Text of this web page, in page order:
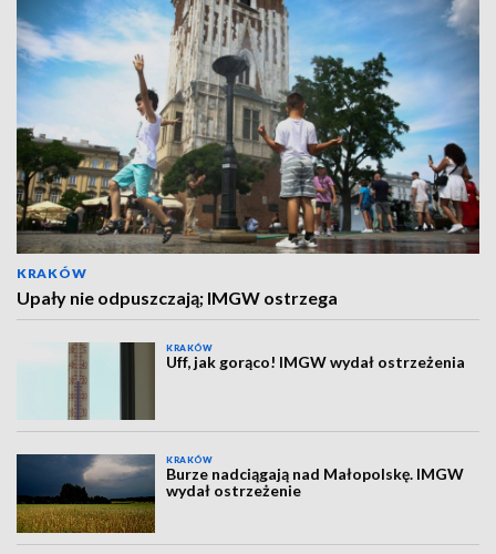
KRAKÓW
Upały nie odpuszczają; IMGW ostrzega
KRAKÓW
Uff, jak gorąco! IMGW wydał ostrzeżenia
KRAKÓW
Burze nadciągają nad Małopolskę. IMGW
wydał ostrzeżenie